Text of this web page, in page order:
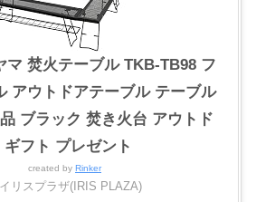
マ 焚火テーブル TKB-TB98 フ
アウトドアテーブル テーブル
ブラック 焚き火台 アウトド
ギフト プレゼント
created by Rinker
リスプラザ(IRIS PLAZA)